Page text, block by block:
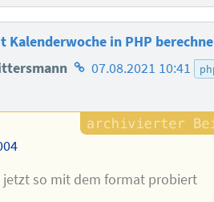
Kalenderwoche in PHP
Homepage
Autors
07.08.2021 10:41
jetzt so mit dem format probiert